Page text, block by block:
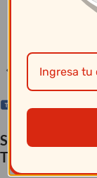
Set de Cuchillo
Tramontina